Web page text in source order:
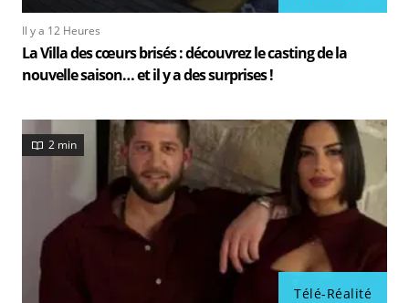
Il y a 12 Heures
La Villa des cœurs brisés : découvrez le casting de la
nouvelle saison… et il y a des surprises !
Télé-Réalité
2 min